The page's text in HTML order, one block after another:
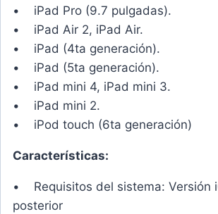
• iPad Pro (9.7 pulgadas).
• iPad Air 2, iPad Air.
• iPad (4ta generación).
• iPad (5ta generación).
• iPad mini 4, iPad mini 3.
• iPad mini 2.
• iPod touch (6ta generación)
Características:
• Requisitos del sistema: Versión
posterior